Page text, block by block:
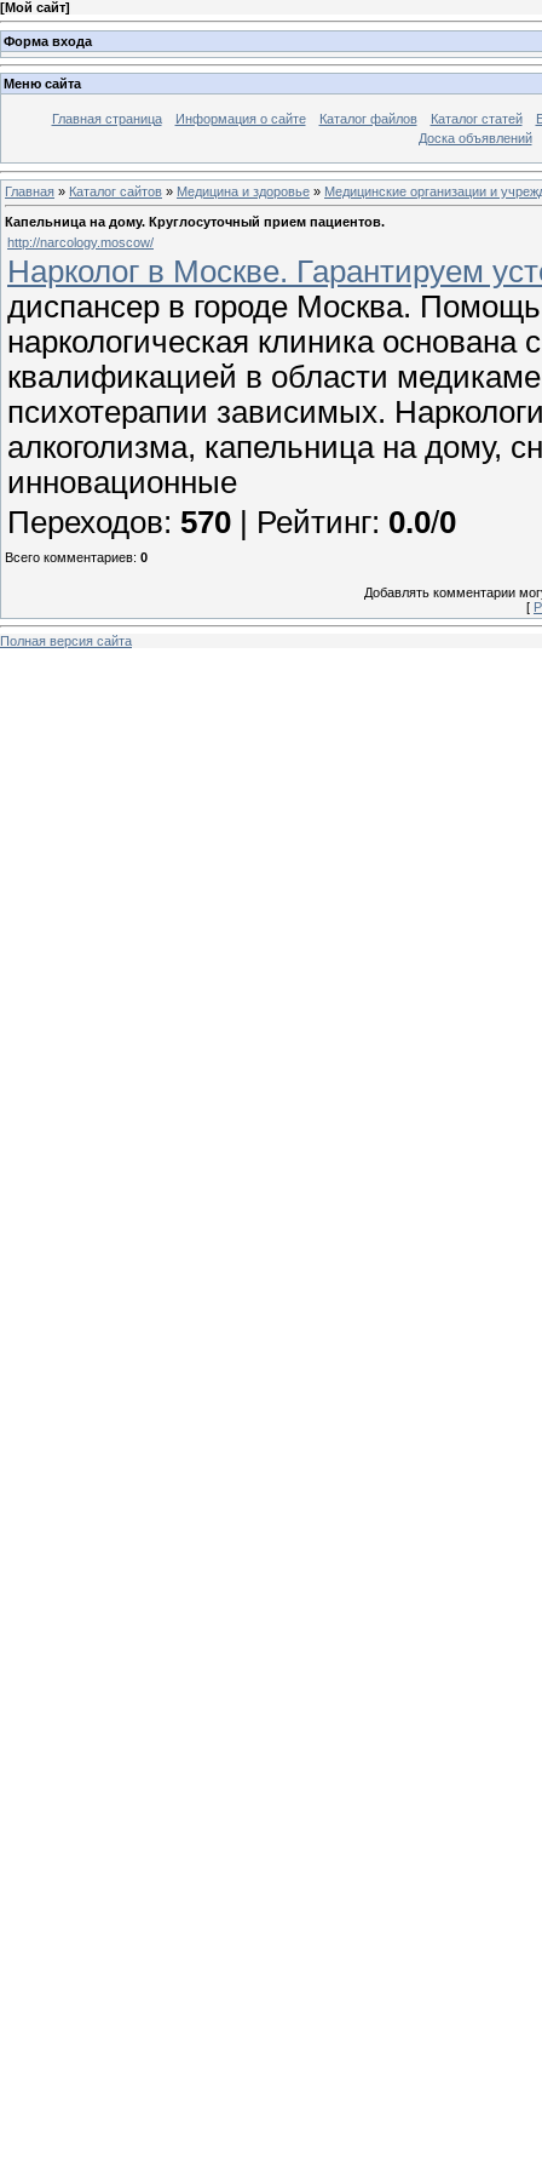
[Мой сайт]
Форма входа
Меню сайта
Главная страница Информация о сайте Каталог файлов Каталог статей
Доска объявлений
Главная » Каталог сайтов » Медицина и здоровье » Медицинские организации и
Капельница на дому. Круглосуточный прием пациентов.
http://narcology.moscow/
Нарколог в Москве. Гарантируем
диспансер в городе Москва.
наркологическая клиника
квалификацией в области
психотерапии зависимых.
алкоголизма, капельница на дому,
инновационные
Переходов: 570 | Рейтинг: 0.0/0
Всего комментариев: 0
Добавлять комментарии
[
Полная версия сайта